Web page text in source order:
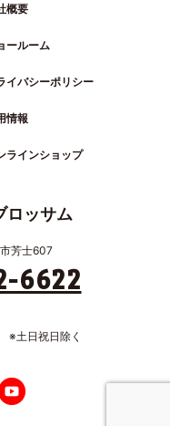
概要
ールーム
イバシーポリシー
情報
ラインショップ
ロッサム
芳士607
6622
土日祝日除く